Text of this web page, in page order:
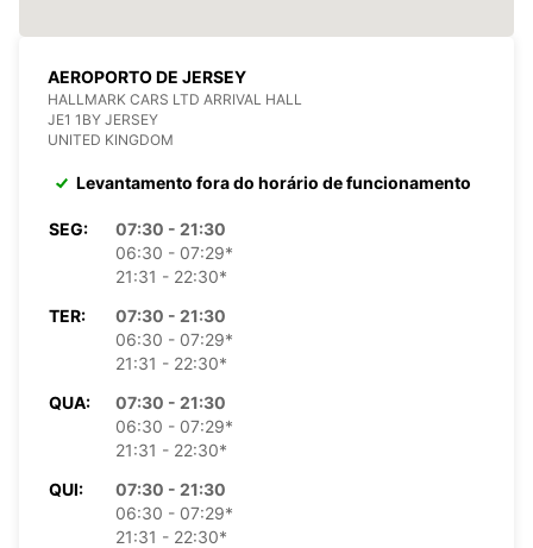
AEROPORTO DE JERSEY
HALLMARK CARS LTD ARRIVAL HALL
JE1 1BY JERSEY
UNITED KINGDOM
Levantamento fora do horário de funcionamento
SEG:
07:30 - 21:30
06:30 - 07:29*
21:31 - 22:30*
TER:
07:30 - 21:30
06:30 - 07:29*
21:31 - 22:30*
QUA:
07:30 - 21:30
06:30 - 07:29*
21:31 - 22:30*
QUI:
07:30 - 21:30
06:30 - 07:29*
21:31 - 22:30*